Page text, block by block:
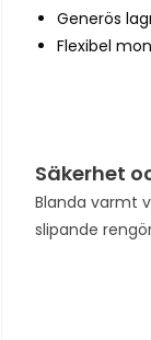
Generös
Flexibel
Säkerhet
Blanda varmt
slipande